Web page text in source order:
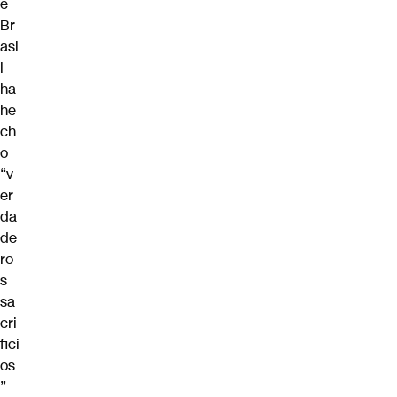
Br
asi
l
ha
he
ch
o
“v
er
da
de
ro
s
sa
cri
fici
os
”